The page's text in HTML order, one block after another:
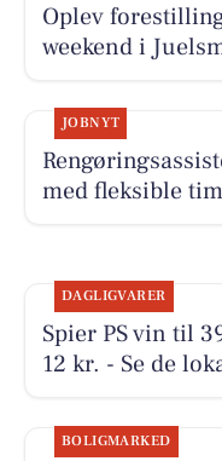
Oplev
weekend i
JOBNYT
med fleksible
DAGLIGVARER
Spier PS vin til
12 kr. - Se de
BOLIGMARKED